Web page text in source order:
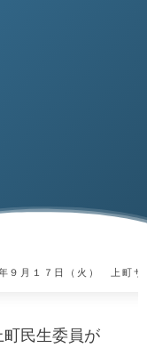
９月１７日（火） 上町サ
民生委員が